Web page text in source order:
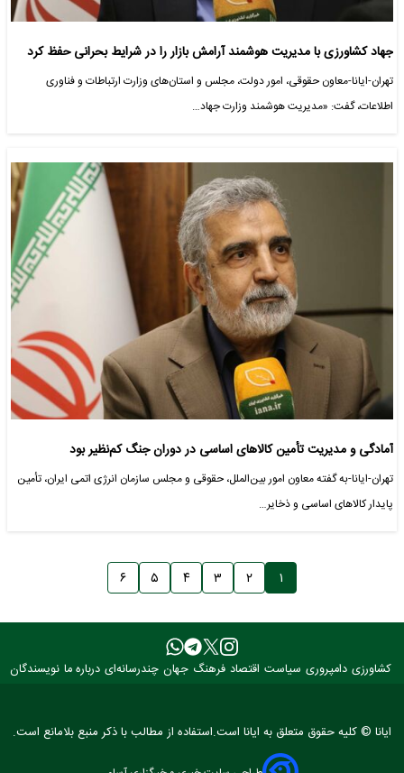
جهاد کشاورزی با مدیریت هوشمند آرامش بازار را در شرایط بحرانی حفظ کرد
تهران-ایانا-معاون حقوقی، امور دولت، مجلس و استان‌های وزارت ارتباطات و فناوری
اطلاعات، گفت: «مدیریت هوشمند وزارت جهاد…
آمادگی و مدیریت تأمین کالاهای اساسی در دوران جنگ کم‌نظیر بود
تهران-ایانا-به گفته معاون امور بین‌الملل، حقوقی و مجلس سازمان انرژی اتمی ایران، تأمین
پایدار کالاهای اساسی و ذخایر…
۱ ۲ ۳ ۴ ۵ ۶
کشاورزی دامپروری سیاست اقتصاد فرهنگ جهان چندرسانه‌ای درباره ما نویسندگان
ایانا © کلیه حقوق متعلق به ایانا است.استفاده از مطالب با ذکر منبع بلامانع است.